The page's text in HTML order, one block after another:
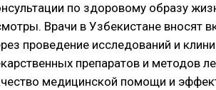
по здоровому образу
Врачи в Узбекистане вносят
проведение исследований и
препаратов и методов
медицинской помощи и